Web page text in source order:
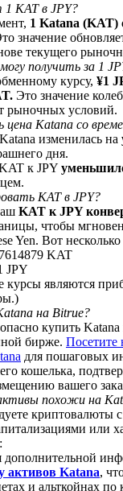
чтобы получить
BTC to Share 25000
& Win
1 KAT в JPY?
1 Katana (KAT)
значение
текущего
получить за 1
курсу, ¥1
Это значение
рыночных условий.
цена Katana со
изменилась на
дня.
к JPY
KAT в JPY?
KAT к JPY
чтобы
Yen. Вот
KAT
JPY
курсы являются
на Bitrue?
купить Katana
бирже. Посетите
для пошаговых
кошелька,
вашего
похожи на
криптовалюты
или
дополнительной
активов Katana,
и альткойнах по